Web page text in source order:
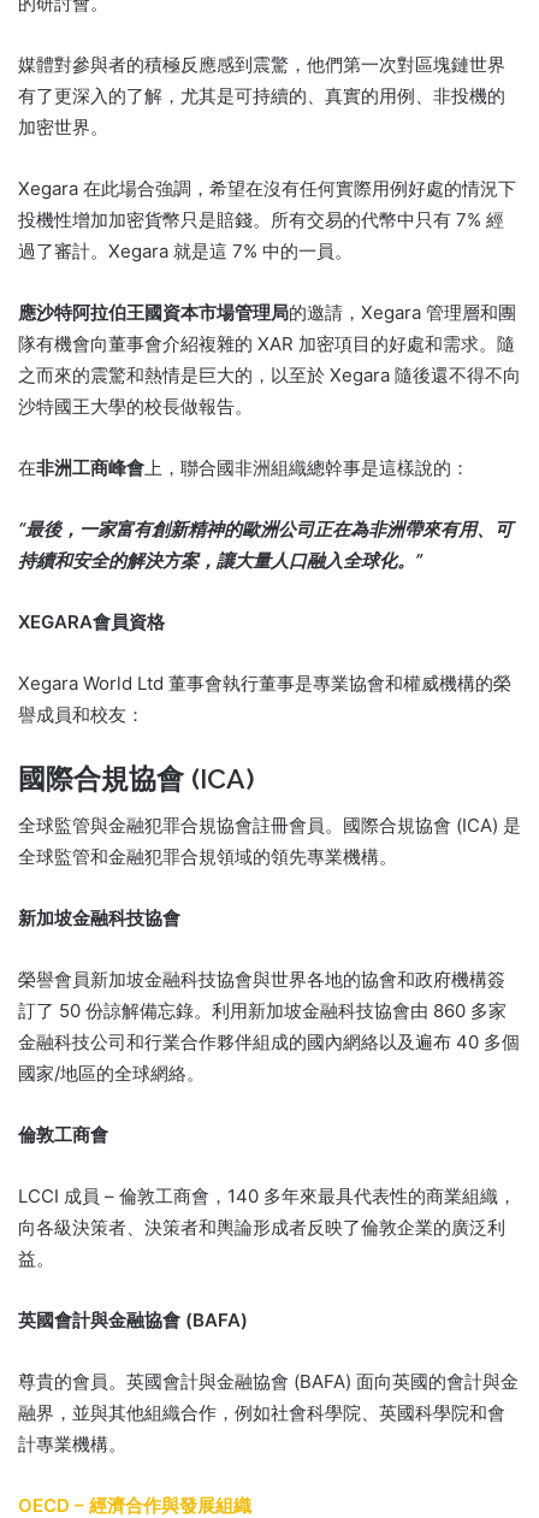
媒體對參與者的積極反應感到震驚，他們第一次對區塊鏈世界
有了更深入的了解，尤其是可持續的、真實的用例、非投機的
加密世界。
Xegara 在此場合強調，希望在沒有任何實際用例好處的情況下
投機性增加加密貨幣只是賠錢。 所有交易的代幣中只有 7% 經
過了審計。 Xegara 就是這 7% 中的一員。
應沙特阿拉伯王國資本市場管理局的邀請 ，Xegara 管理層和團
隊有機會向董事會介紹複雜的 XAR 加密項目的好處和需求。 隨
之而來的震驚和熱情是巨大的，以至於 Xegara 隨後還不得不向
沙特國王大學的校長做報告。
在非洲工商峰會上，聯合國非洲組織總幹事是這樣說的：
“最後，一家富有創新精神的歐洲公司正在為非洲帶來有用、可
持續和安全的解決方案，讓大量人口融入全球化。”
XEGARA會員資格
Xegara World Ltd 董事會執行董事是專業協會和權威機構的榮
譽成員和校友：
國際合規協會 (ICA)
全球監管與金融犯罪合規協會註冊會員。 國際合規協會 (ICA) 是
全球監管和金融犯罪合規領域的領先專業機構。
新加坡金融科技協會
榮譽會員新加坡金融科技協會與世界各地的協會和政府機構簽
訂了 50 份諒解備忘錄。 利用新加坡金融科技協會由 860 多家
金融科技公司和行業合作夥伴組成的國內網絡以及遍布 40 多個
國家/地區的全球網絡。
倫敦工商會
LCCI 成員 – 倫敦工商會，140 多年來最具代表性的商業組織，
向各級決策者、決策者和輿論形成者反映了倫敦企業的廣泛利
益。
英國會計與金融協會 (BAFA)
尊貴的會員。 英國會計與金融協會 (BAFA) 面向英國的會計與金
融界，並與其他組織合作，例如社會科學院、英國科學院和會
計專業機構。
OECD – 經濟合作與發展組織